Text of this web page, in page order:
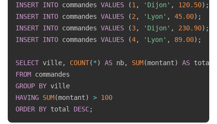
INSERT INTO commandes VALUES (1 , 'Dijon' , 120.50) ;
INSERT INTO commandes VALUES (2 , 'Lyon' , 45.00) ;
INSERT INTO commandes VALUES (3, 'Dijon' , 230.90) ;
INSERT INTO commandes VALUES (4, 'Lyon' , 89.00) ;
SELECT ville, COUNT(*) AS nb, SUM(montant) AS
FROM
GROUP BY
HAVING SUM(montant) > 100
ORDER BY total DESC;